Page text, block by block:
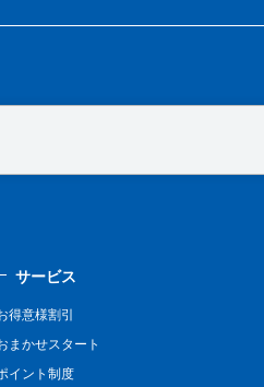
サービス
得意様割引
まかせスタート
イント制度